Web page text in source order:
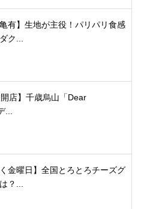
亀有】生地が主役！パリパリ食感
ク...
開店】千歳烏山「Dear
...
く金曜日】全国とろとろチーズグ
？...